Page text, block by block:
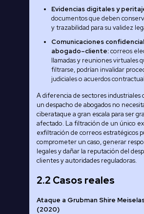
Evidencias digitales y
documentos que deben
y trazabilidad para su validez
Comunicaciones
abogado–cliente:correos
llamadas y reuniones virtuales
filtrarse, podrían invalidar
judiciales o acuerdos
A diferencia de sectores industriales
un despacho de abogados no
ciberataque a gran escala para ser
afectado. La filtración de un único
exfiltración de correos estratégicos
comprometer un caso, generar
legales y dañar la reputación del
clientes y autoridades reguladoras.
2.2 Casos reales
Ataque a Grubman Shire
(2020)